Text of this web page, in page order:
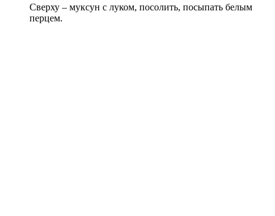
Сверху – муксун с луком, посолить, посыпать белым
перцем.